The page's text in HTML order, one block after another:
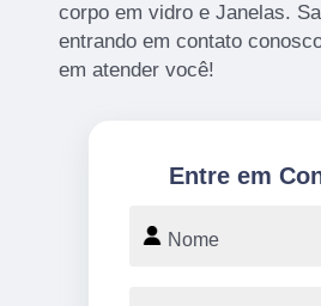
corpo em vidro e Janelas.
entrando em contato
em atender você!
Entre em